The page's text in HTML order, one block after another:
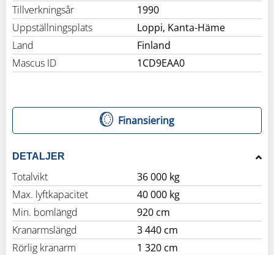
Tillverkningsår
1990
Uppställningsplats
Loppi, Kanta-Häme
Land
Finland
Mascus ID
1CD9EAA0
Finansiering
DETALJER
Totalvikt
36 000 kg
Max. lyftkapacitet
40 000 kg
Min. bomlängd
920 cm
Kranarmslängd
3 440 cm
Rörlig kranarm
1 320 cm